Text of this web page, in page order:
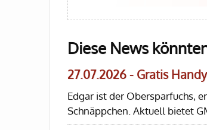
Diese News
27.07.2026 - Gratis
Edgar ist der Obersparfuchs,
Schnäppchen. Aktuell bietet